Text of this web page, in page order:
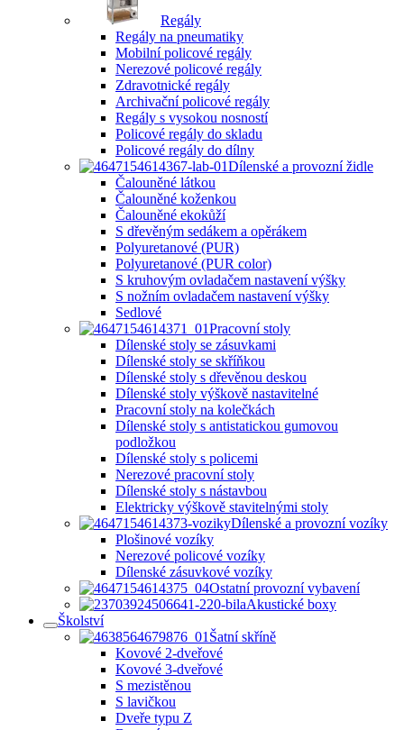
Regály
Regály na pneumatiky
Mobilní policové regály
Nerezové policové regály
Zdravotnické regály
Archivační policové regály
Regály s vysokou nosností
Policové regály do skladu
Policové regály do dílny
Dílenské a provozní židle
Čalouněné látkou
Čalouněné koženkou
Čalouněné ekokůží
S dřevěným sedákem a opěrákem
Polyuretanové (PUR)
Polyuretanové (PUR color)
S kruhovým ovladačem nastavení výšky
S nožním ovladačem nastavení výšky
Sedlové
Pracovní stoly
Dílenské stoly se zásuvkami
Dílenské stoly se skříňkou
Dílenské stoly s dřevěnou deskou
Dílenské stoly výškově nastavitelné
Pracovní stoly na kolečkách
Dílenské stoly s antistatickou gumovou
podložkou
Dílenské stoly s policemi
Nerezové pracovní stoly
Dílenské stoly s nástavbou
Elektricky výškově stavitelnými stoly
Dílenské a provozní vozíky
Plošinové vozíky
Nerezové policové vozíky
Dílenské zásuvkové vozíky
Ostatní provozní vybavení
Akustické boxy
Školství
Šatní skříně
Kovové 2-dveřové
Kovové 3-dveřové
S mezistěnou
S lavičkou
Dveře typu Z